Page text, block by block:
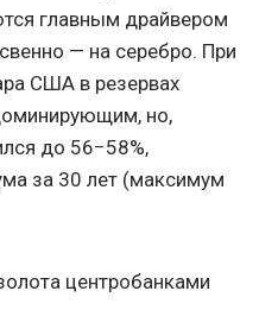
главным драйвером
— на серебро. При
США в резервах
но,
до 56−58%,
за 30 лет (максимум
центробанками